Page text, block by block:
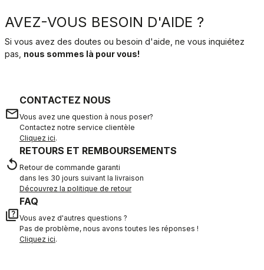
AVEZ-VOUS BESOIN D'AIDE ?
Si vous avez des doutes ou besoin d'aide, ne vous inquiétez
pas, nous sommes là pour vous!
email
CONTACTEZ NOUS
Vous avez une question à nous poser?
Contactez notre service clientèle
Cliquez ici.
replay
RETOURS ET REMBOURSEMENTS
Retour de commande garanti
dans les 30 jours suivant la livraison
Découvrez la politique de retour
quiz
FAQ
Vous avez d'autres questions ?
Pas de problème, nous avons toutes les réponses !
Cliquez ici.